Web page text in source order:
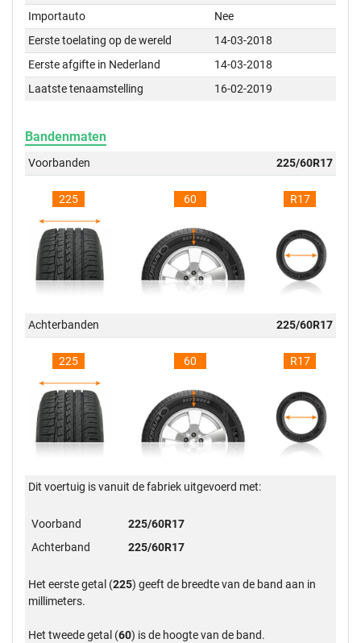
Importauto
Nee
Eerste toelating op de wereld
14-03-2018
Eerste afgifte in Nederland
14-03-2018
Laatste tenaamstelling
16-02-2019
Bandenmaten
Voorbanden 225/60R17
225 60 R17
Achterbanden 225/60R17
225 60 R17
Dit voertuig is vanuit de fabriek uitgevoerd met:
Voorband
225/60R17
Achterband
225/60R17
Het eerste getal (225) geeft de breedte van de band aan in
millimeters.
Het tweede getal (60) is de hoogte van de band.